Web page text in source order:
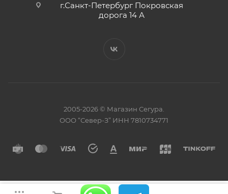
г.Санкт-Петербург Покровская
дорога 14 А
2005-2026 © Магазин Сегура.
ООО “Север-З” ИНН 7810734771